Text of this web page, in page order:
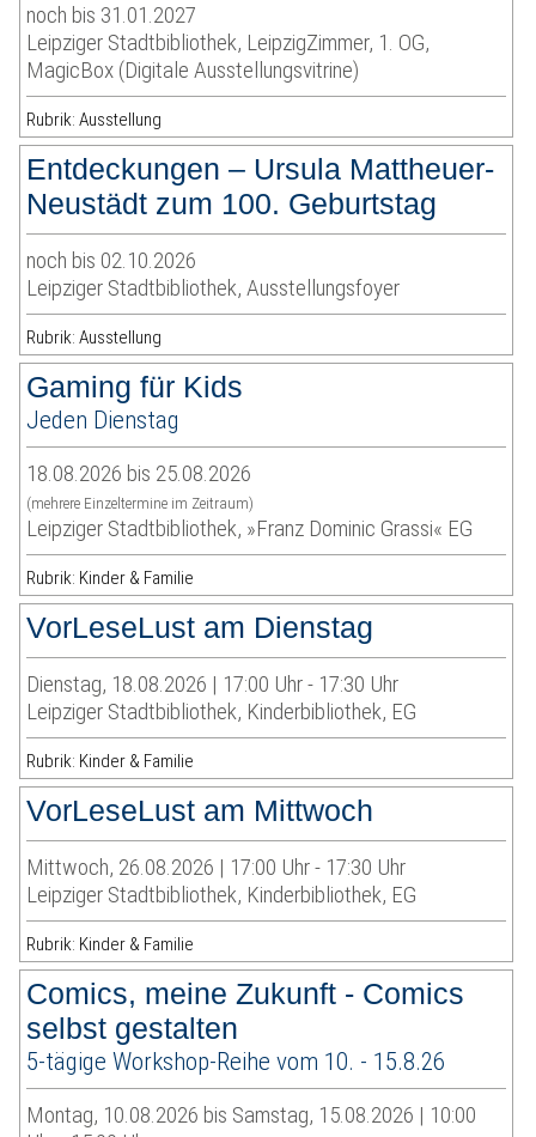
noch bis 31.01.2027
Leipziger Stadtbibliothek, LeipzigZimmer, 1. OG,
MagicBox (Digitale Ausstellungsvitrine)
Rubrik: Ausstellung
Entdeckungen – Ursula Mattheuer-
Neustädt zum 100. Geburtstag
noch bis 02.10.2026
Leipziger Stadtbibliothek, Ausstellungsfoyer
Rubrik: Ausstellung
Gaming für Kids
Jeden Dienstag
18.08.2026 bis 25.08.2026
(mehrere Einzeltermine im Zeitraum)
Leipziger Stadtbibliothek, »Franz Dominic Grassi« EG
Rubrik: Kinder & Familie
VorLeseLust am Dienstag
Dienstag, 18.08.2026 | 17:00 Uhr - 17:30 Uhr
Leipziger Stadtbibliothek, Kinderbibliothek, EG
Rubrik: Kinder & Familie
VorLeseLust am Mittwoch
Mittwoch, 26.08.2026 | 17:00 Uhr - 17:30 Uhr
Leipziger Stadtbibliothek, Kinderbibliothek, EG
Rubrik: Kinder & Familie
Comics, meine Zukunft - Comics
selbst gestalten
5-tägige Workshop-Reihe vom 10. - 15.8.26
Montag, 10.08.2026 bis Samstag, 15.08.2026 | 10:00